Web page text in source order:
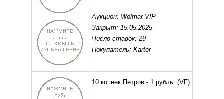
Аукцион: Wolmar VIP
Закрыт: 15.05.2025
Число ставок: 29
Покупатель: Karter
10 копеек Петров - 1 рубль. (VF)